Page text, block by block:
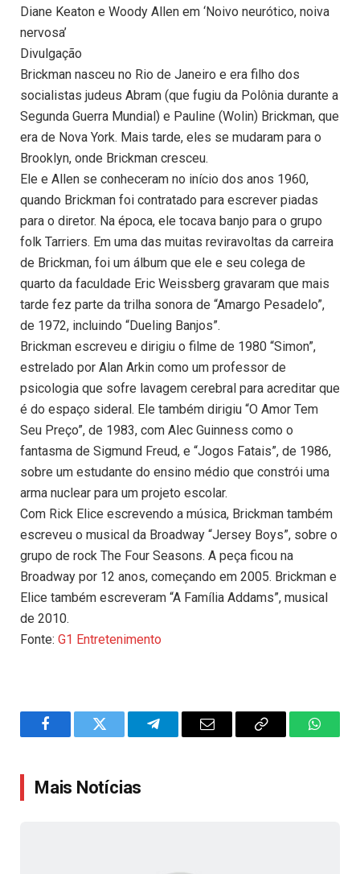
Diane Keaton e Woody Allen em ‘Noivo neurótico, noiva
nervosa’
Divulgação
Brickman nasceu no Rio de Janeiro e era filho dos
socialistas judeus Abram (que fugiu da Polônia durante a
Segunda Guerra Mundial) e Pauline (Wolin) Brickman, que
era de Nova York. Mais tarde, eles se mudaram para o
Brooklyn, onde Brickman cresceu.
Ele e Allen se conheceram no início dos anos 1960,
quando Brickman foi contratado para escrever piadas
para o diretor. Na época, ele tocava banjo para o grupo
folk Tarriers. Em uma das muitas reviravoltas da carreira
de Brickman, foi um álbum que ele e seu colega de
quarto da faculdade Eric Weissberg gravaram que mais
tarde fez parte da trilha sonora de “Amargo Pesadelo”,
de 1972, incluindo “Dueling Banjos”.
Brickman escreveu e dirigiu o filme de 1980 “Simon”,
estrelado por Alan Arkin como um professor de
psicologia que sofre lavagem cerebral para acreditar que
é do espaço sideral. Ele também dirigiu “O Amor Tem
Seu Preço”, de 1983, com Alec Guinness como o
fantasma de Sigmund Freud, e “Jogos Fatais”, de 1986,
sobre um estudante do ensino médio que constrói uma
arma nuclear para um projeto escolar.
Com Rick Elice escrevendo a música, Brickman também
escreveu o musical da Broadway “Jersey Boys”, sobre o
grupo de rock The Four Seasons. A peça ficou na
Broadway por 12 anos, começando em 2005. Brickman e
Elice também escreveram “A Família Addams”, musical
de 2010.
Fonte: G1 Entretenimento
FacebookTwitter TelegramEmail
Copy
Mais Notícias